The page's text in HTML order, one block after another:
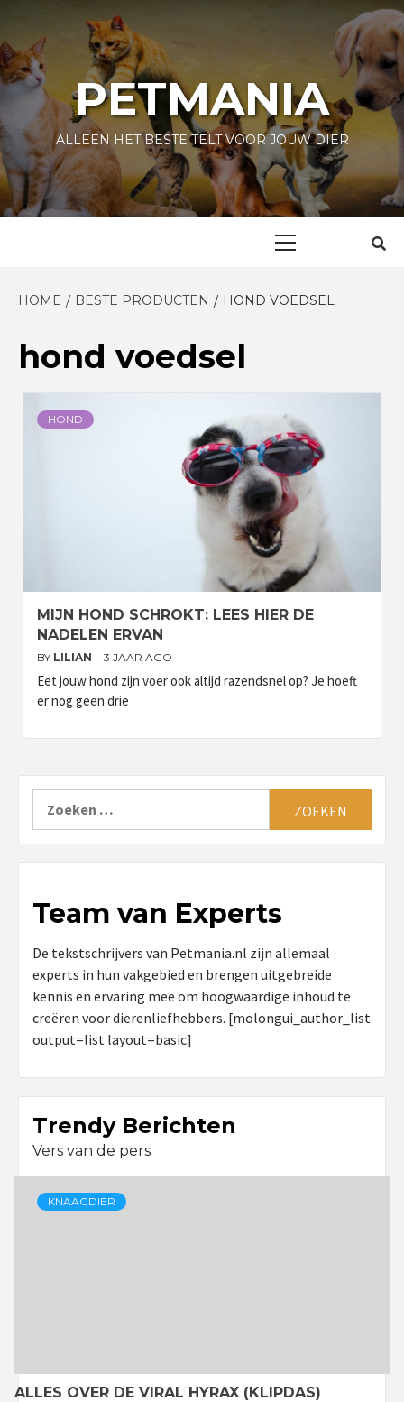
content
PETMANIA
ALLEEN HET BESTE TELT VOOR JOUW DIER
HOME BESTE PRODUCTEN HOND VOEDSEL
hond voedsel
HOND
MIJN HOND SCHROKT: LEES HIER DE
NADELEN ERVAN
BY LILIAN 3 JAAR AGO
Eet jouw hond zijn voer ook altijd razendsnel op? Je hoeft
er nog geen drie
Team van Experts
De tekstschrijvers van Petmania.nl zijn allemaal
experts in hun vakgebied en brengen uitgebreide
kennis en ervaring mee om hoogwaardige inhoud te
creëren voor dierenliefhebbers. [molongui_author_list
output=list layout=basic]
Trendy Berichten
Vers van de pers
KNAAGDIER
ALLES OVER DE VIRAL HYRAX (KLIPDAS)